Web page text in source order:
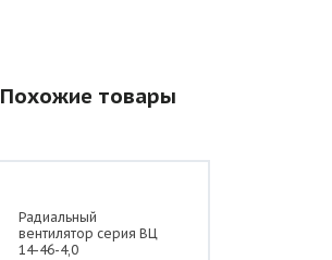
Похожие товары
Радиальный
вентилятор серия ВЦ
14-46-4,0